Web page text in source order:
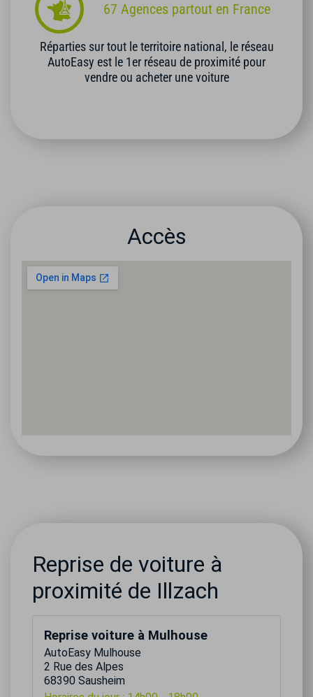
67 Agences partout en France
Réparties sur tout le territoire national, le réseau
AutoEasy est le 1er réseau de proximité pour
vendre ou acheter une voiture
Accès
Reprise de voiture à
proximité de Illzach
Reprise voiture à Mulhouse
AutoEasy Mulhouse
2 Rue des Alpes
68390 Sausheim